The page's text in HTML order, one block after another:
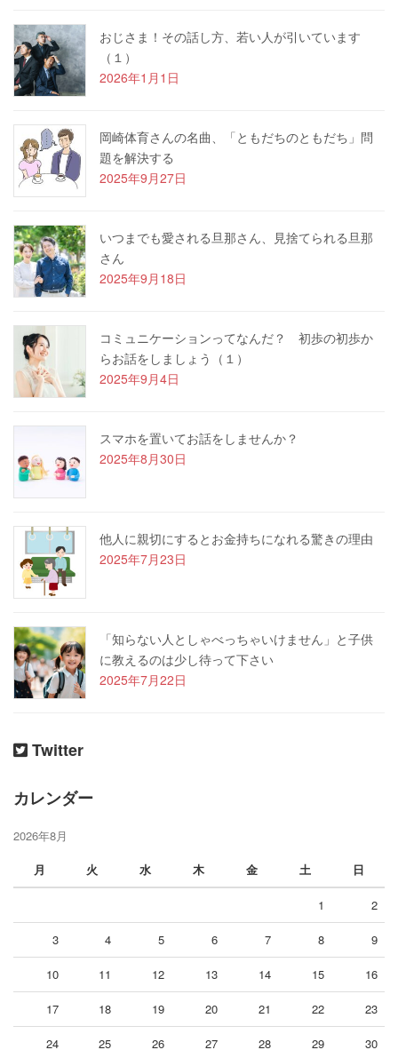
おじさま！その話し方、若い人が引いています
（１）
2026年1月1日
岡崎体育さんの名曲、「ともだちのともだち」問
題を解決する
2025年9月27日
いつまでも愛される旦那さん、見捨てられる旦那
さん
2025年9月18日
コミュニケーションってなんだ？ 初歩の初歩か
らお話をしましょう（１）
2025年9月4日
スマホを置いてお話をしませんか？
2025年8月30日
他人に親切にするとお金持ちになれる驚きの理由
2025年7月23日
「知らない人としゃべっちゃいけません」と子供
に教えるのは少し待って下さい
2025年7月22日
Twitter
カレンダー
2026年8月
月
火 水 木 金 土 日
1 2
3 4 5 6 7 8 9
10 11 12 13 14 15 16
17 18 19 20 21 22 23
24 25 26 27 28 29 30